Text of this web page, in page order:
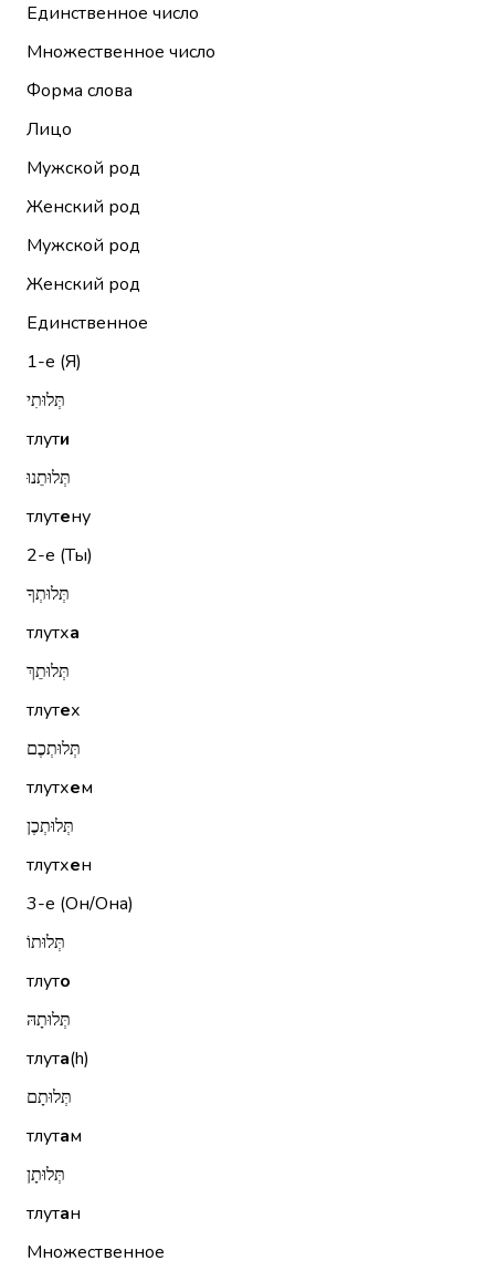
Единственное число
Множественное число
Форма слова
Лицо
Мужской род
Женский род
Мужской род
Женский род
Единственное
1-е (Я)
תְּלוּתִי
тлути
תְּלוּתֵנוּ
тлутену
2-е (Ты)
תְּלוּתְךָ
тлутха
תְּלוּתֵךְ
тлутех
תְּלוּתְכֶם
тлутхем
תְּלוּתְכֶן
тлутхен
3-е (Он/Она)
תְּלוּתוֹ
тлуто
תְּלוּתָהּ
тлута(h)
תְּלוּתָם
тлутам
תְּלוּתָן
тлутан
Множественное